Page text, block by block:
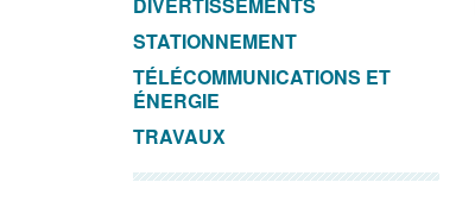
STATIONNEMENT
TÉLÉCOMMUNICATIONS ET
ÉNERGIE
TRAVAUX